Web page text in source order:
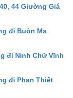
44 Giường Giá
đi Buôn Ma
đi Ninh Chữ Vĩnh
đi Phan Thiết